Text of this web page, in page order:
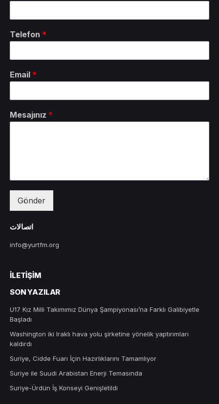
Telefon *
Email *
Mesajınız *
Gönder
اتصالات
info@yurtfm.org
İLETIŞIM
SON YAZILAR
U17 Kız Milli Takımımız Dünya Şampiyonası’na Farklı Galibiyetle
Başladı
Washington iki Iraklı hava yolu şirketine yönelik yaptırımları
kaldırdı
Suriye, Cidde Fuarı İçin Hazırlıklarını Tamamlıyor
Suriye ile Suudi Arabistan Enerji Temasında
Suriye-Ürdün İş Konseyi Genişletildi